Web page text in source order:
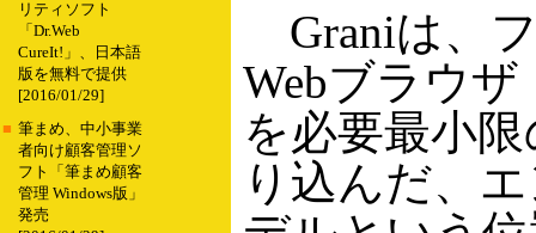
リティソフト
「Dr.Web
CureIt!」、日本語
版を無料で提供
[2016/01/29]
■ 筆まめ、中小事業
者向け顧客管理ソ
フト「筆まめ顧客
管理 Windows版」
発売
Graniは、
Webブラウザ
を必要最小
り込んだ、